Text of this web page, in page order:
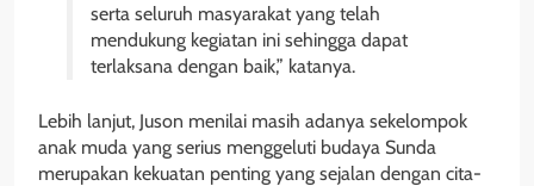
serta seluruh masyarakat yang telah
mendukung kegiatan ini sehingga dapat
terlaksana dengan baik,” katanya.
Lebih lanjut, Juson menilai masih adanya sekelompok
anak muda yang serius menggeluti budaya Sunda
merupakan kekuatan penting yang sejalan dengan cita-